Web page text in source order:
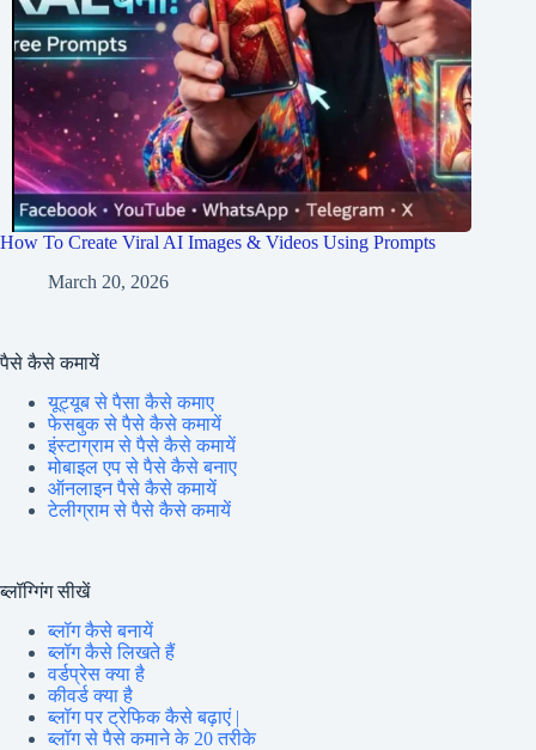
How To Create Viral AI Images & Videos Using Prompts
March 20, 2026
पैसे कैसे कमायें
यूट्यूब से पैसा कैसे कमाए
फेसबुक से पैसे कैसे कमायें
इंस्टाग्राम से पैसे कैसे कमायें
मोबाइल एप से पैसे कैसे बनाए
ऑनलाइन पैसे कैसे कमायें
टेलीग्राम से पैसे कैसे कमायें
ब्लॉग्गिंग सीखें
ब्लॉग कैसे बनायें
ब्लॉग कैसे लिखते हैं
वर्डप्रेस क्या है
कीवर्ड क्या है
ब्लॉग पर ट्रेफिक कैसे बढ़ाएं |
ब्लॉग से पैसे कमाने के 20 तरीके